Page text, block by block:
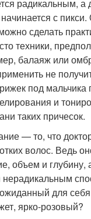
радикальным, а
с
сделать
техники,
балаяж или
не
под
и
таких причесок.
— то, что
волос. Ведь
объем и глубину,
для
ярко-розовый?